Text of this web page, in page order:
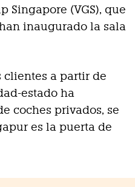
Singapore (VGS), que
inaugurado la sala
clientes a partir de
estado ha
coches privados, se
es la puerta de